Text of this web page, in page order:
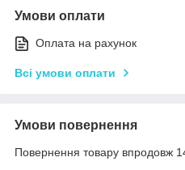
Умови оплати
Оплата на рахунок
Всі умови оплати
Умови повернення
Повернення товару впродовж